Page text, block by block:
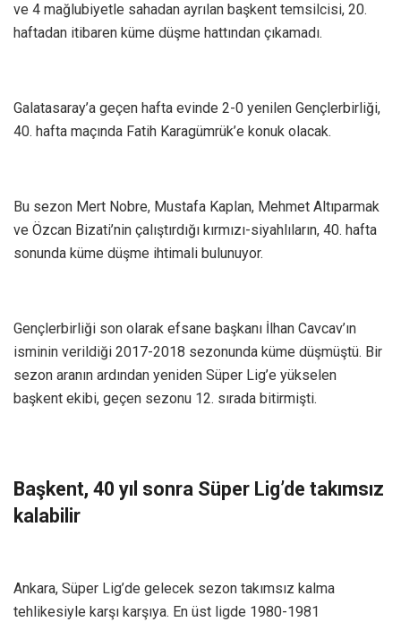
ve 4 mağlubiyetle sahadan ayrılan başkent temsilcisi, 20.
haftadan itibaren küme düşme hattından çıkamadı.
Galatasaray’a geçen hafta evinde 2-0 yenilen Gençlerbirliği,
40. hafta maçında Fatih Karagümrük’e konuk olacak.
Bu sezon Mert Nobre, Mustafa Kaplan, Mehmet Altıparmak
ve Özcan Bizati’nin çalıştırdığı kırmızı-siyahlıların, 40. hafta
sonunda küme düşme ihtimali bulunuyor.
Gençlerbirliği son olarak efsane başkanı İlhan Cavcav’ın
isminin verildiği 2017-2018 sezonunda küme düşmüştü. Bir
sezon aranın ardından yeniden Süper Lig’e yükselen
başkent ekibi, geçen sezonu 12. sırada bitirmişti.
Başkent, 40 yıl sonra Süper Lig’de takımsız
kalabilir
Ankara, Süper Lig’de gelecek sezon takımsız kalma
tehlikesiyle karşı karşıya. En üst ligde 1980-1981